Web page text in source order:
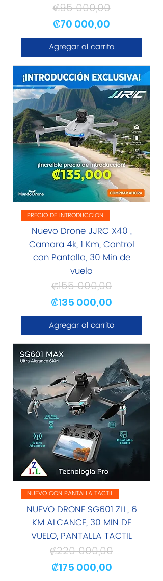
Precio
₡95 000,00
Precio de oferta
₡70 000,00
Agregar al carrito
PRECIO DE INTRODUCCION
Nuevo Drone JJRC X40 ,
Camara 4k, 1 Km, Control
con Pantalla, 30 Min de
vuelo
Precio
₡155 000,00
Precio de oferta
₡135 000,00
Agregar al carrito
NUEVO CON PANTALLA TACTIL
NUEVO DRONE SG601 ZLL, 6
KM ALCANCE, 30 MIN DE
VUELO, PANTALLA TACTIL
Precio
₡220 000,00
Precio de oferta
₡175 000,00